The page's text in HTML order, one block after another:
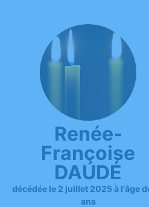
Renée-
Françoise
DAUDÉ
décédée le 2 juillet 2025 à l'âge
ans